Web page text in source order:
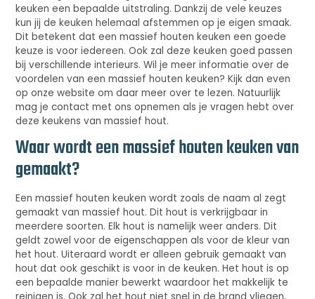
keuken een bepaalde uitstraling. Dankzij de vele keuzes
kun jij de keuken helemaal afstemmen op je eigen smaak.
Dit betekent dat een massief houten keuken een goede
keuze is voor iedereen. Ook zal deze keuken goed passen
bij verschillende interieurs. Wil je meer informatie over de
voordelen van een massief houten keuken? Kijk dan even
op onze website om daar meer over te lezen. Natuurlijk
mag je contact met ons opnemen als je vragen hebt over
deze keukens van massief hout.
Waar wordt een massief houten keuken van
gemaakt?
Een massief houten keuken wordt zoals de naam al zegt
gemaakt van massief hout. Dit hout is verkrijgbaar in
meerdere soorten. Elk hout is namelijk weer anders. Dit
geldt zowel voor de eigenschappen als voor de kleur van
het hout. Uiteraard wordt er alleen gebruik gemaakt van
hout dat ook geschikt is voor in de keuken. Het hout is op
een bepaalde manier bewerkt waardoor het makkelijk te
reinigen is. Ook zal het hout niet snel in de brand vliegen,